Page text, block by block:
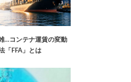
…コンテナ運賃の変動
「FFA」とは